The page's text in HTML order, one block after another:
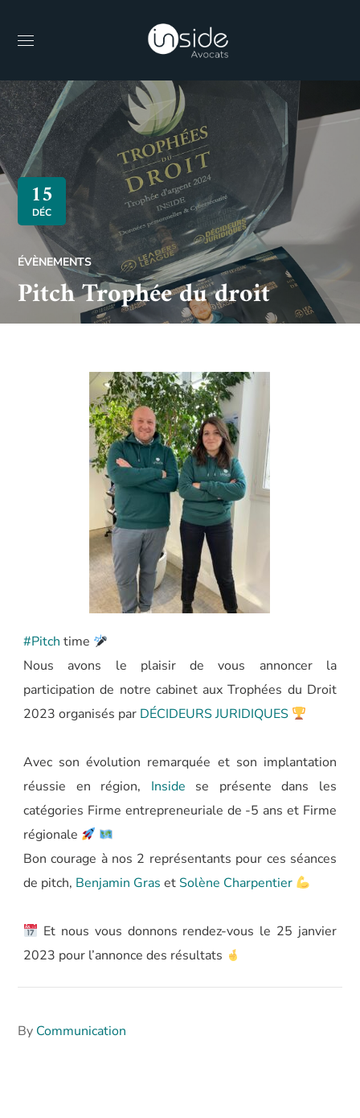
15
DÉC
ÉVÈNEMENTS
Pitch Trophée du droit
#Pitch time
Nous avons le plaisir de vous annoncer la
participation de notre cabinet aux Trophées du Droit
2023 organisés par DÉCIDEURS JURIDIQUES
Avec son évolution remarquée et son implantation
réussie en région, Inside se présente dans les
catégories Firme entrepreneuriale de -5 ans et Firme
régionale
Bon courage à nos 2 représentants pour ces séances
de pitch, Benjamin Gras et Solène Charpentier
Et nous vous donnons rendez-vous le 25 janvier
2023 pour l’annonce des résultats
By Communication